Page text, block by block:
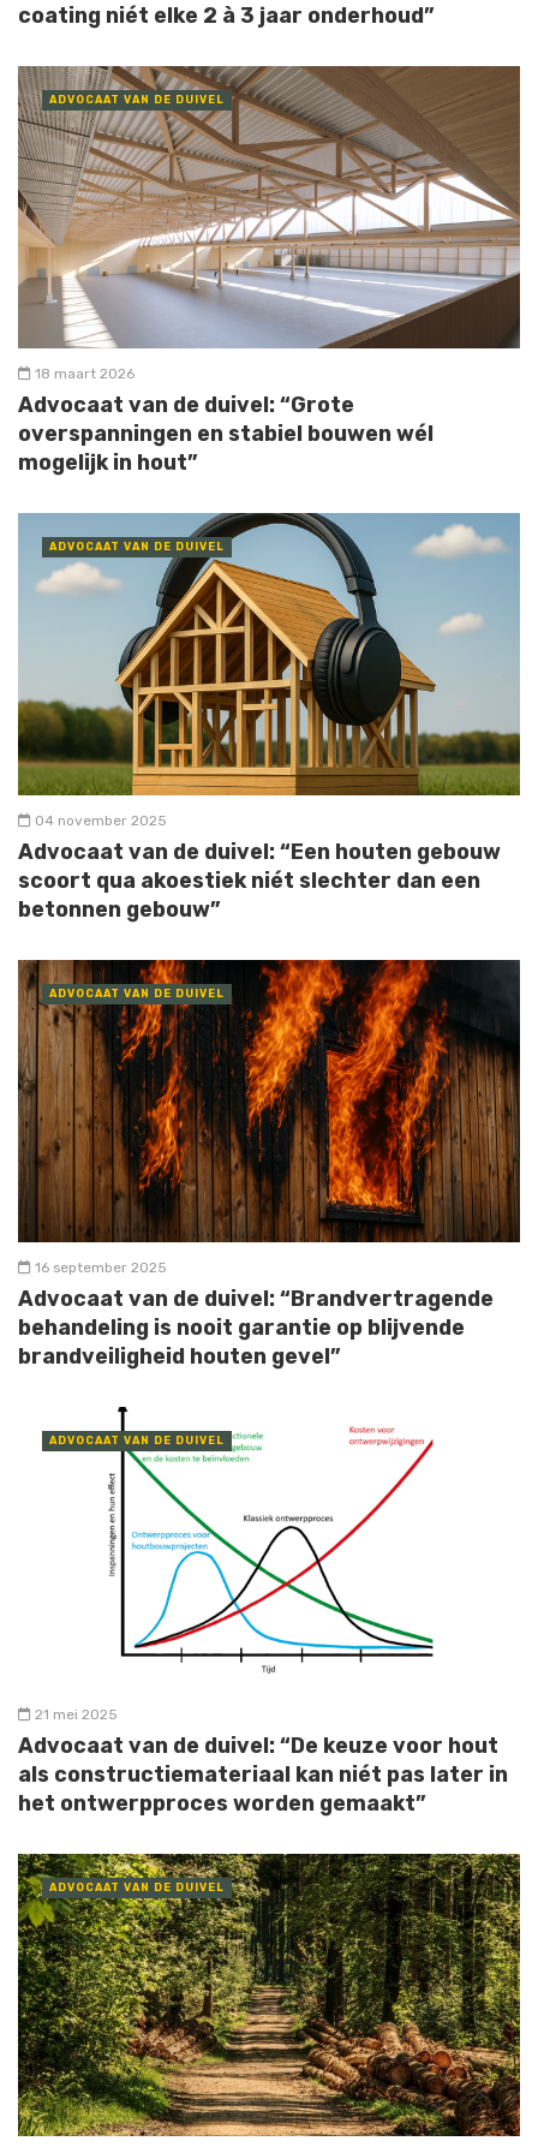
coating niét elke 2 à 3 jaar onderhoud”
ADVOCAAT VAN DE DUIVEL
18 maart 2026
Advocaat van de duivel: “Grote
overspanningen en stabiel bouwen wél
mogelijk in hout”
ADVOCAAT VAN DE DUIVEL
04 november 2025
Advocaat van de duivel: “Een houten gebouw
scoort qua akoestiek niét slechter dan een
betonnen gebouw”
ADVOCAAT VAN DE DUIVEL
16 september 2025
Advocaat van de duivel: “Brandvertragende
behandeling is nooit garantie op blijvende
brandveiligheid houten gevel”
ADVOCAAT VAN DE DUIVEL
21 mei 2025
Advocaat van de duivel: “De keuze voor hout
als constructiemateriaal kan niét pas later in
het ontwerpproces worden gemaakt”
ADVOCAAT VAN DE DUIVEL